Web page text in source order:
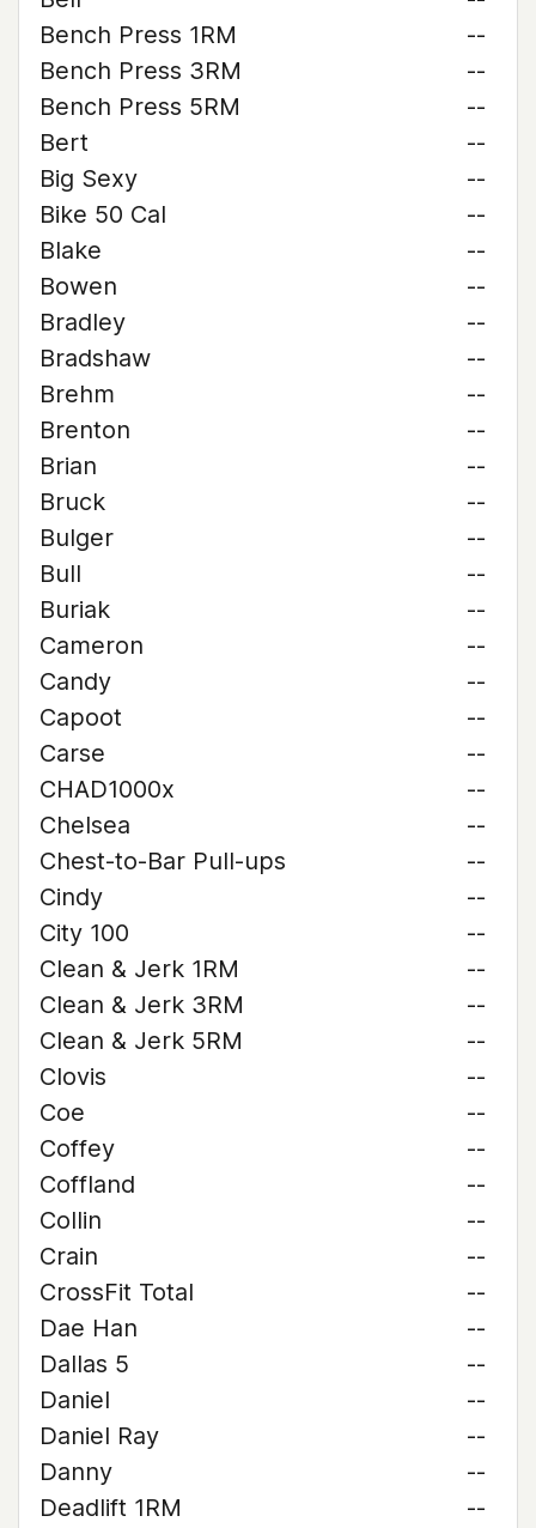
Bench Press 1RM
--
Bench Press 3RM
--
Bench Press 5RM
--
Bert
--
Big Sexy
--
Bike 50 Cal
--
Blake
--
Bowen
--
Bradley
--
Bradshaw
--
Brehm
--
Brenton
--
Brian
--
Bruck
--
Bulger
--
Bull
--
Buriak
--
Cameron
--
Candy
--
Capoot
--
Carse
--
CHAD1000x
--
Chelsea
--
Chest-to-Bar Pull-ups
--
Cindy
--
City 100
--
Clean & Jerk 1RM
--
Clean & Jerk 3RM
--
Clean & Jerk 5RM
--
Clovis
--
Coe
--
Coffey
--
Coffland
--
Collin
--
Crain
--
CrossFit Total
--
Dae Han
--
Dallas 5
--
Daniel
--
Daniel Ray
--
Danny
--
Deadlift 1RM
--